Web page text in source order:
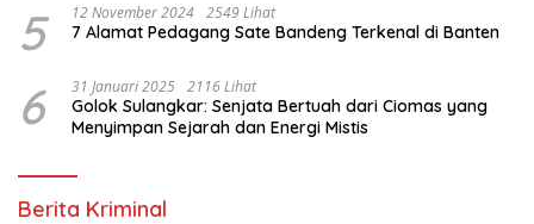
5 12 November 2024 2549 Lihat
7 Alamat Pedagang Sate Bandeng Terkenal di Banten
6 31 Januari 2025 2116 Lihat
Golok Sulangkar: Senjata Bertuah dari Ciomas yang
Menyimpan Sejarah dan Energi Mistis
Berita Kriminal